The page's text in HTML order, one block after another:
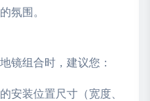
氛围。
镜组合时，建议您：
安装位置尺寸（宽度、